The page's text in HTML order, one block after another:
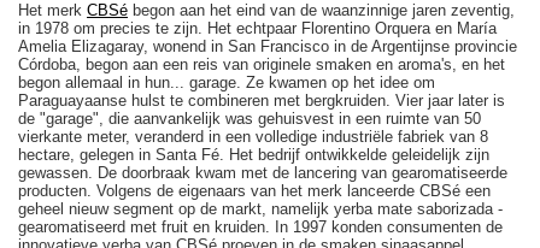
Het merk CBSé begon aan het eind van de waanzinnige jaren zeventig,
in 1978 om precies te zijn. Het echtpaar Florentino Orquera en María
Amelia Elizagaray, wonend in San Francisco in de Argentijnse provincie
Córdoba, begon aan een reis van originele smaken en aroma's, en het
begon allemaal in hun... garage. Ze kwamen op het idee om
Paraguayaanse hulst te combineren met bergkruiden. Vier jaar later is
de "garage", die aanvankelijk was gehuisvest in een ruimte van 50
vierkante meter, veranderd in een volledige industriële fabriek van 8
hectare, gelegen in Santa Fé. Het bedrijf ontwikkelde geleidelijk zijn
gewassen. De doorbraak kwam met de lancering van gearomatiseerde
producten. Volgens de eigenaars van het merk lanceerde CBSé een
geheel nieuw segment op de markt, namelijk yerba mate saborizada -
gearomatiseerd met fruit en kruiden. In 1997 konden consumenten de